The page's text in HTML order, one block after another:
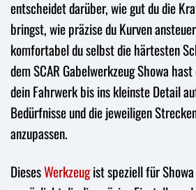
entscheidet darüber, wie gut du die
bringst, wie präzise du Kurven
komfortabel du selbst die härtesten
dem SCAR Gabelwerkzeug Showa
dein Fahrwerk bis ins kleinste Detail
Bedürfnisse und die jeweiligen
anzupassen.
DiesesWerkzeugist speziell für Showa